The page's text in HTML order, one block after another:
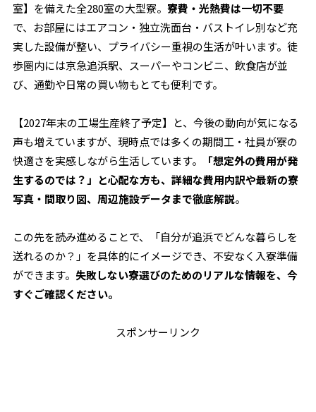
室】を備えた全280室の大型寮。寮費・光熱費は一切不要
で、お部屋にはエアコン・独立洗面台・バストイレ別など充
実した設備が整い、プライバシー重視の生活が叶います。徒
歩圏内には京急追浜駅、スーパーやコンビニ、飲食店が並
び、通勤や日常の買い物もとても便利です。
【2027年末の工場生産終了予定】と、今後の動向が気になる
声も増えていますが、現時点では多くの期間工・社員が寮の
快適さを実感しながら生活しています。
「想定外の費用が発
生するのでは？」と心配な方も、詳細な費用内訳や最新の寮
写真・間取り図、周辺施設データまで徹底解説。
この先を読み進めることで、「自分が追浜でどんな暮らしを
送れるのか？」を具体的にイメージでき、不安なく入寮準備
ができます。 失敗しない寮選びのためのリアルな情報を、今
すぐご確認ください。
スポンサーリンク